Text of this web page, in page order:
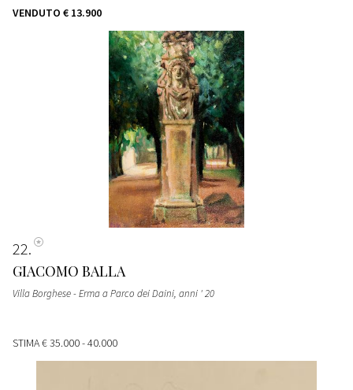
VENDUTO € 13.900
22
GIACOMO BALLA
Villa Borghese - Erma a Parco dei Daini, anni ' 20
STIMA€ 35.000 - 40.000